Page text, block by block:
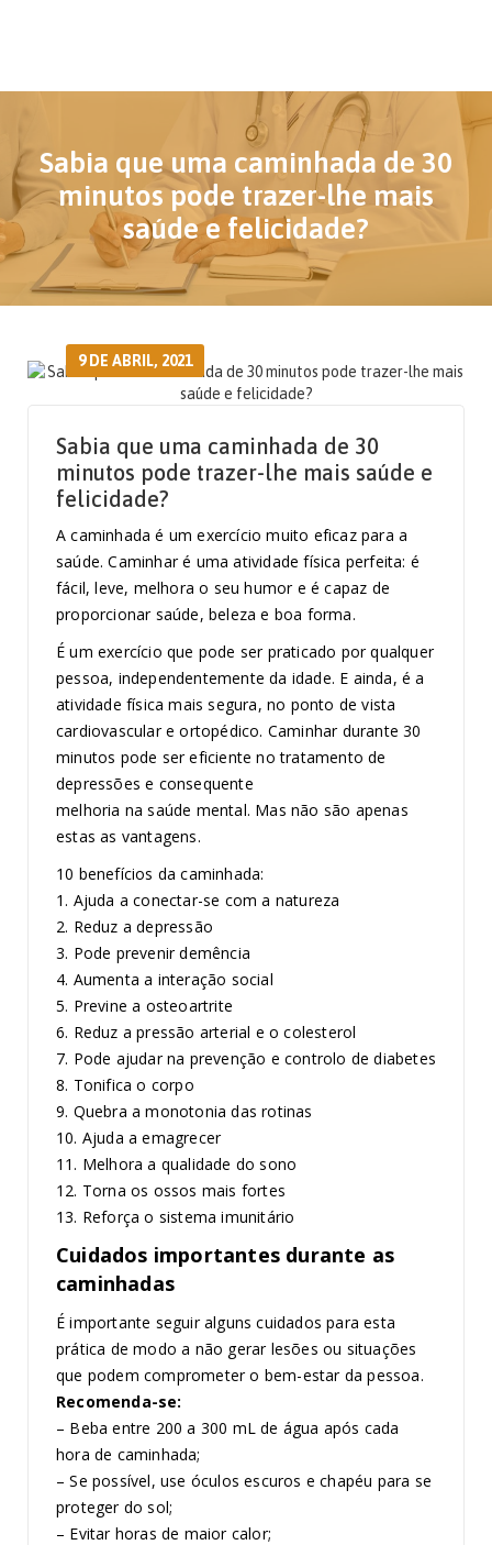
Sabia que uma caminhada de 30
minutos pode trazer-lhe mais
saúde e felicidade?
9 DE ABRIL, 2021
Sabia que uma caminhada de 30
minutos pode trazer-lhe mais saúde e
felicidade?
A caminhada é um exercício muito eficaz para a
saúde. Caminhar é uma atividade física perfeita: é
fácil, leve, melhora o seu humor e é capaz de
proporcionar saúde, beleza e boa forma.
É um exercício que pode ser praticado por qualquer
pessoa, independentemente da idade. E ainda, é a
atividade física mais segura, no ponto de vista
cardiovascular e ortopédico. Caminhar durante 30
minutos pode ser eficiente no tratamento de
depressões e consequente
melhoria na saúde mental. Mas não são apenas
estas as vantagens.
10 benefícios da caminhada:
1. Ajuda a conectar-se com a natureza
2. Reduz a depressão
3. Pode prevenir demência
4. Aumenta a interação social
5. Previne a osteoartrite
6. Reduz a pressão arterial e o colesterol
7. Pode ajudar na prevenção e controlo de diabetes
8. Tonifica o corpo
9. Quebra a monotonia das rotinas
10. Ajuda a emagrecer
11. Melhora a qualidade do sono
12. Torna os ossos mais fortes
13. Reforça o sistema imunitário
Cuidados importantes durante as
caminhadas
É importante seguir alguns cuidados para esta
prática de modo a não gerar lesões ou situações
que podem comprometer o bem-estar da pessoa.
Recomenda-se:
– Beba entre 200 a 300 mL de água após cada
hora de caminhada;
– Se possível, use óculos escuros e chapéu para se
proteger do sol;
– Evitar horas de maior calor;